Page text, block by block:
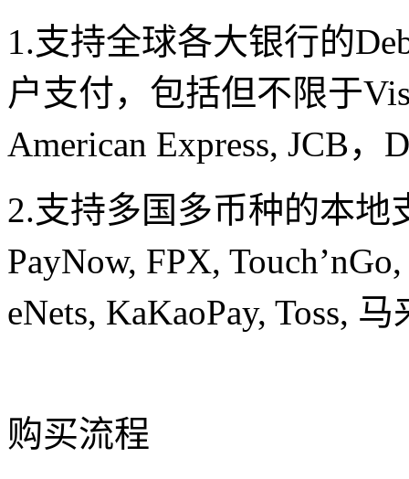
1.支持全球各大银行的
户支付，包括但不限于
American Express, JCB，
2.支持多国多币种的本地
PayNow, FPX,
eNets, KaKaoPay, Toss,
购买流程